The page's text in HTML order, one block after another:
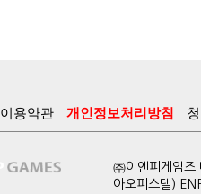
이용약관 개인정보처리방침
㈜이엔피게임
아오피스텔)